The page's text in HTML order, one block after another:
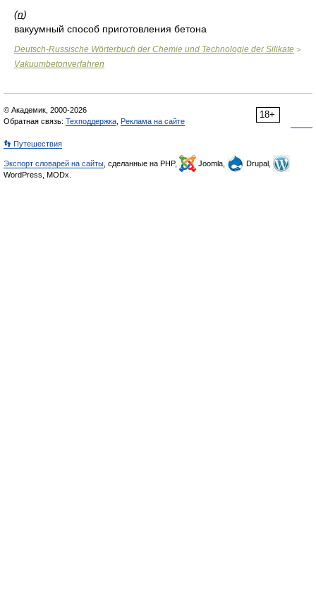
(n)
вакуумный способ приготовления бетона
Deutsch-Russische Wörterbuch der Chemie und Technologie der Silikate >
Vakuumbetonverfahren
18+
© Академик, 2000-2026
Обратная связь: Техподдержка Реклама на сайте
👣 Путешествия
Экспорт словарей на сайты , сделанные на PHP, Joomla,
Drupal,
WordPress, MODx.